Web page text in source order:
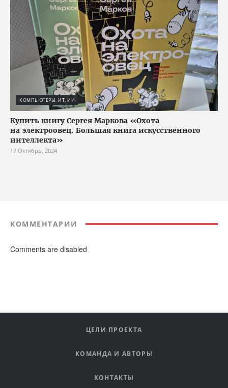
КОМПЬЮТЕРЫ, ИТ, ИИ
Купить книгу Сергея Маркова «Охота
на электроовец. Большая книга искусственного
интеллекта»
17 Октябрь, 2024
КОММЕНТАРИИ
Comments are disabled
ЦЕЛИ ПРОЕКТА
КОМАНДА И АВТОРЫ
КОНТАКТЫ